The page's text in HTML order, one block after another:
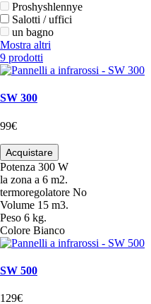
Proshyshlennye
Salotti / uffici
un bagno
Mostra altri
9 prodotti
SW 300
99€
Acquistare
Potenza 300 W
la zona a 6 m2.
termoregolatore No
Volume 15 m3.
Peso 6 kg.
Colore Bianco
SW 500
129€